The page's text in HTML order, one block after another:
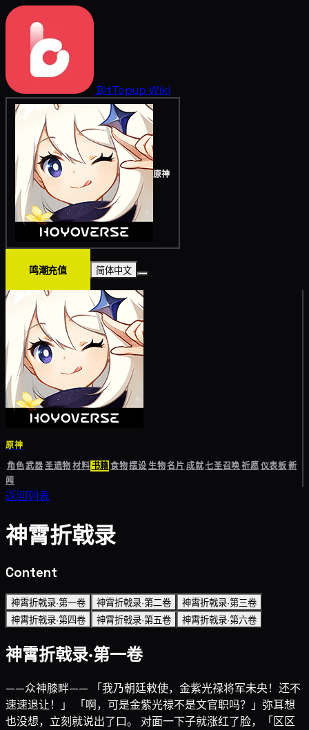
BitTopup Wiki
原神
鸣潮充值 简体中文
原神
角色武器圣遗物材料书籍食物摆设生物名片成就七圣召唤祈愿仪表板新
闻
返回列表
神霄折戟录
Content
神霄折戟录·第一卷 神霄折戟录·第二卷
神霄折戟录·第三卷
神霄折戟录·第四卷
神霄折戟录·第五卷 神霄折戟录·第六卷
神霄折戟录·第一卷
——众神膝畔—— 「我乃朝廷敕使，金紫光禄将军未央！还不
速速退让！」 「啊，可是金紫光禄不是文官职吗？」弥耳想
也没想，立刻就说出了口。 对面一下子就涨红了脸，「区区